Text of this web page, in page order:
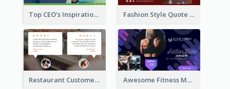
Top CEO's Inspirational Quote Twitter Post Fashion Style Quote Twitter Post
Restaurant Customer Review Twitter Post Awesome Fitness Member Discount Twitter Post Design